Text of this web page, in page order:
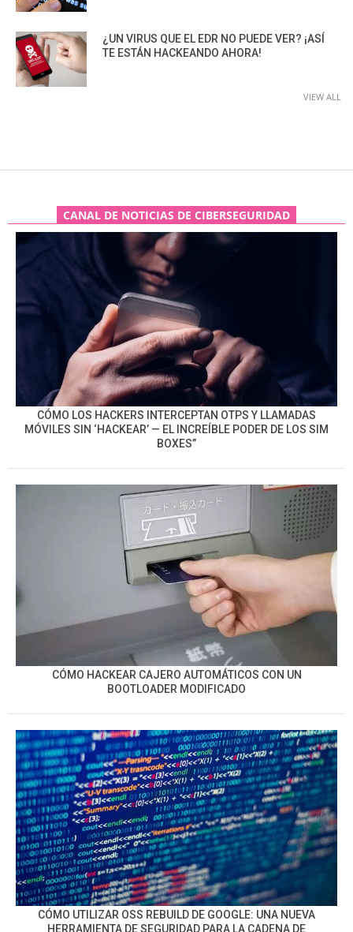
¿UN VIRUS QUE EL EDR NO PUEDE VER? ¡ASÍ
TE ESTÁN HACKEANDO AHORA!
VIEW ALL
CANAL DE NOTICIAS DE CIBERSEGURIDAD
CÓMO LOS HACKERS INTERCEPTAN OTPS Y LLAMADAS
MÓVILES SIN ‘HACKEAR’ — EL INCREÍBLE PODER DE LOS SIM
BOXES”
CÓMO HACKEAR CAJERO AUTOMÁTICOS CON UN
BOOTLOADER MODIFICADO
CÓMO UTILIZAR OSS REBUILD DE GOOGLE: UNA NUEVA
HERRAMIENTA DE SEGURIDAD PARA LA CADENA DE